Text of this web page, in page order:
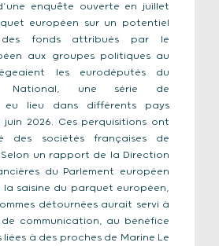
enquête ouverte en juillet
européen sur un potentiel
des fonds attribués par le
aux groupes politiques au
les eurodéputés du
National, une série de
eu lieu dans différents pays
juin 2026. Ces perquisitions ont
des sociétés françaises de
un rapport de la Direction
du Parlement européen
saisine du parquet européen,
détournées aurait servi à
communication, au bénéfice
à des proches de Marine Le